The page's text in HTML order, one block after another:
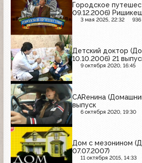
Городское
09.12.2006) Ришикеш
3 мая 2025, 22:32 936
Детский доктор
10.10.2006) 21
9 октября 2020, 16:45
CARенина
выпуск
6 октября 2020, 19:30
Дом с мезонином
07.07.2007)
11 октября 2015, 14:33